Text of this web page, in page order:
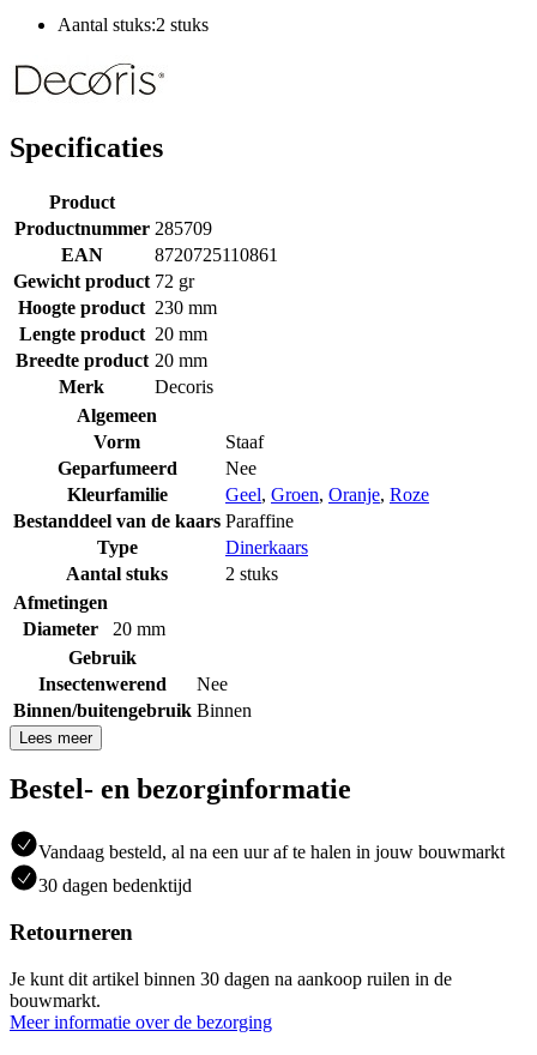
Aantal stuks:2 stuks
Specificaties
Product
Productnummer 285709
EAN
8720725110861
Gewicht product 72 gr
Hoogte product 230 mm
Lengte product 20 mm
Breedte product 20 mm
Merk
Decoris
Algemeen
Vorm
Staaf
Geparfumeerd
Nee
Kleurfamilie
Geel, Groen, Oranje, Roze
Bestanddeel van de kaars Paraffine
Type
Dinerkaars
Aantal stuks
2 stuks
Afmetingen
Diameter
20 mm
Gebruik
Insectenwerend
Nee
Binnen/buitengebruik Binnen
Lees meer
Bestel- en bezorginformatie
Vandaag besteld, al na een uur af te halen in jouw bouwmarkt
30 dagen bedenktijd
Retourneren
Je kunt dit artikel binnen 30 dagen na aankoop ruilen in de
bouwmarkt.
Meer informatie over de bezorging